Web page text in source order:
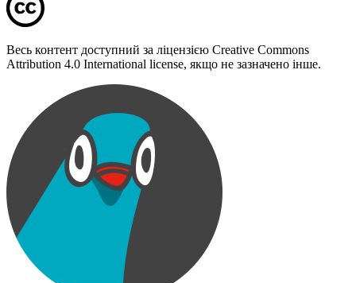
Весь контент доступний за ліцензією Creative Commons
Attribution 4.0 International license, якщо не зазначено інше.